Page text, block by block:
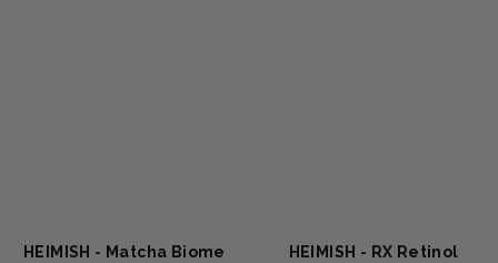
HEIMISH - Matcha Biome
HEIMISH - RX Retinol